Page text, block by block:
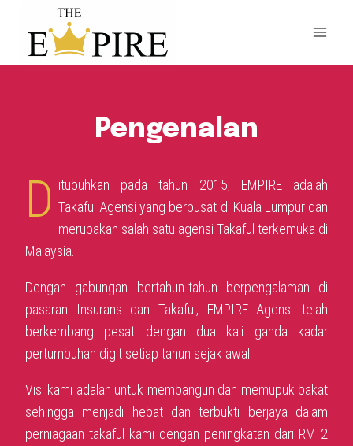
Pengenalan
D itubuhkan pada tahun 2015, EMPIRE adalah
Takaful Agensi yang berpusat di Kuala Lumpur dan
merupakan salah satu agensi Takaful terkemuka di
Malaysia.
Dengan gabungan bertahun-tahun berpengalaman di
pasaran Insurans dan Takaful, EMPIRE Agensi telah
berkembang pesat dengan dua kali ganda kadar
pertumbuhan digit setiap tahun sejak awal.
Visi kami adalah untuk membangun dan memupuk bakat
sehingga menjadi hebat dan terbukti berjaya dalam
perniagaan takaful kami dengan peningkatan dari RM 2